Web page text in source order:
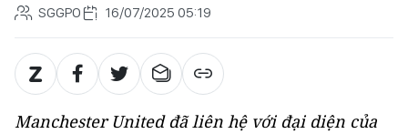
SGGPO 16/07/2025 05:19
Manchester United đã liên hệ với đại diện của